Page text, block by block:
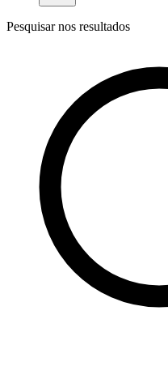
Pesquisar nos resultados